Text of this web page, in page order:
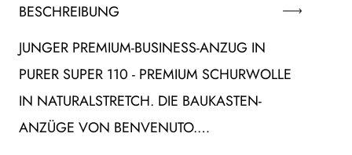
BESCHREIBUNG
JUNGER PREMIUM-BUSINESS-ANZUG IN
PURER SUPER 110 - PREMIUM SCHURWOLLE
IN NATURALSTRETCH. DIE BAUKASTEN-
ANZÜGE VON BENVENUTO.…